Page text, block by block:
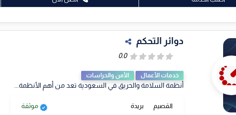
دوائر التحكم
خدمات الأعمال الأمن والحراسات
أنظمة السلامة والحريق في السعودية تعد من أهم الأنظمة...
القصيم بريدة موثقة